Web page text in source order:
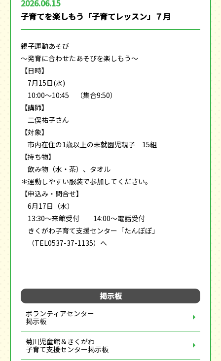
2026.06.15
子育てを楽しもう「子育てレッスン」７月
親子運動あそび
～発育に合わせたあそびを楽しもう～
【日時】
7月15日(水)
10:00～10:45 （集合9:50）
【講師】
二俣祐子さん
【対象】
市内在住の1歳以上の未就園児親子 15組
【持ち物】
飲み物（水・茶）、タオル
＊運動しやすい服装で参加してください。
【申込み・問合せ】
6月17日（水）
13:30～来館受付 14:00～電話受付
きくがわ子育て支援センター「たんぽぽ」
（TEL0537-37-1135）へ
掲示板
ボランティアセンター
掲示板
菊川児童館＆きくがわ
子育て支援センター掲示板